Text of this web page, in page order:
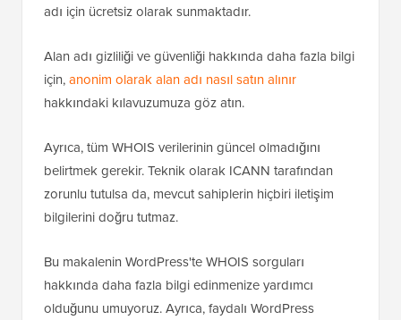
adı için ücretsiz olarak sunmaktadır.
Alan adı gizliliği ve güvenliği hakkında daha fazla bilgi
için,anonim olarak alan adı nasıl satın alınır
hakkındaki kılavuzumuza göz atın.
Ayrıca, tüm WHOIS verilerinin güncel olmadığını
belirtmek gerekir. Teknik olarak ICANN tarafından
zorunlu tutulsa da, mevcut sahiplerin hiçbiri iletişim
bilgilerini doğru tutmaz.
Bu makalenin WordPress'te WHOIS sorguları
hakkında daha fazla bilgi edinmenize yardımcı
olduğunu umuyoruz. Ayrıca, faydalı WordPress